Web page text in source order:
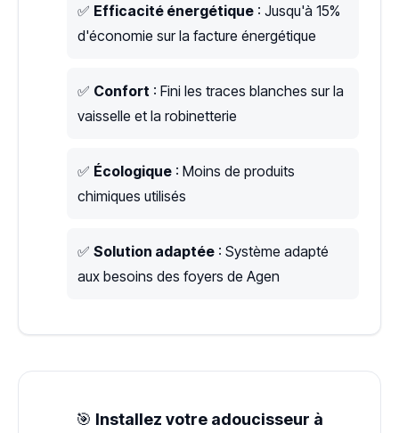
✅ Efficacité énergétique : Jusqu'à 15%
d'économie sur la facture énergétique
✅ Confort : Fini les traces blanches sur la
vaisselle et la robinetterie
✅ Écologique : Moins de produits
chimiques utilisés
✅ Solution adaptée : Système adapté
aux besoins des foyers de Agen
🎯 Installez votre adoucisseur à